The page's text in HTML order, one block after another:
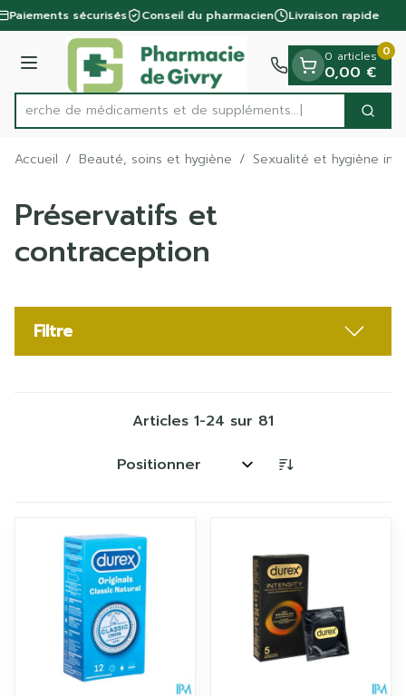
Aller au contenu
1 de 1
Paiements sécurisés Conseil du pharmacien Livraison rapide
Menu
Rechercher
Recherche de médicaments et de
0 articles
0,00 €
0
Accueil / Beauté, soins et hygiène / Sexualité et hygiène
Préservatifs et
contraception
Filtre
Articles 1-24 sur 81
Trier par: